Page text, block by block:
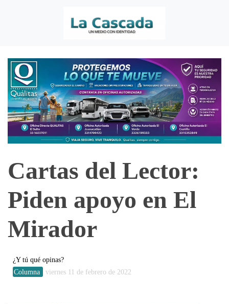
Cartas del Lector:
Piden apoyo en El
Mirador
¿Y tú qué opinas?
Columna
viernes 11 de febrero de 2022